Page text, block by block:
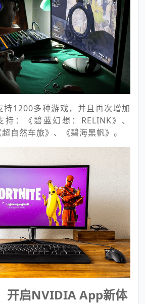
持1200多种游戏，并且再次增加
：《碧蓝幻想：RELINK》、
自然车旅》、《碧海黑帆》。
开启NVIDIA App新体